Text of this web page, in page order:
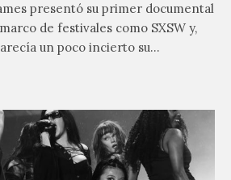
presentó su primer documental
de festivales como SXSW y,
un poco incierto su…